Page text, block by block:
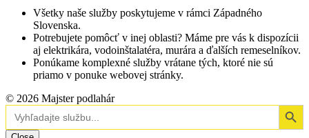
Všetky naše služby poskytujeme v rámci Západného
Slovenska.
Potrebujete pomôcť v inej oblasti? Máme pre vás k dispozícii
aj elektrikára, vodoinštalatéra, murára a ďalších remeselníkov.
Ponúkame komplexné služby vrátane tých, ktoré nie sú
priamo v ponuke webovej stránky.
© 2026 Majster podlahár
Search
for:
Search Button